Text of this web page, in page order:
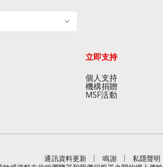
立即支持
個人支持
機構捐贈
MSF活動
通訊資料更新 鳴謝 私隱聲明